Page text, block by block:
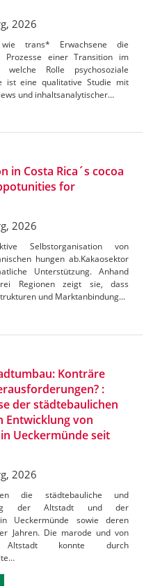
2026
trans* Erwachsene die
Prozesse einer Transition im
welche Rolle psychosoziale
ist eine qualitative Studie mit
und inhaltsanalytischer…
in Costa Rica´s cocoa
for
2026
Selbstorganisation von
hungen ab.Kakaosektor
Unterstützung. Anhand
Regionen zeigt sie, dass
und Marktanbindung…
Konträre
:
der städtebaulichen
Entwicklung von
Ueckermünde seit
2026
die städtebauliche und
der Altstadt und der
Ueckermünde sowie deren
Jahren. Die marode und von
Altstadt konnte durch